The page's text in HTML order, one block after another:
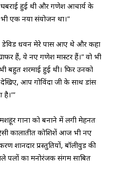
हुई थी और गणेश आचार्य के
भी एक नया संयोजन था।”
डेविड धवन मेरे पास आए थे और कहा
हैं, ये नए गणेश मास्टर हैं।” वो भी
शरमाई हुई थी। फिर उनको
आप गोविंदा जी के साथ डांस
गाना को बनाने में लगी मेहनत
कालातीत कोशिशें आज भी नए
शानदार प्रस्तुतियों, बॉलीवुड की
पलों का मनोरंजक संगम साबित